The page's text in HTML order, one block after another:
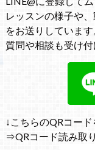
レッスンの様子や
をお送りしています
質問や相談も受け
↓こちらのQRコー
⇒QRコード読み取